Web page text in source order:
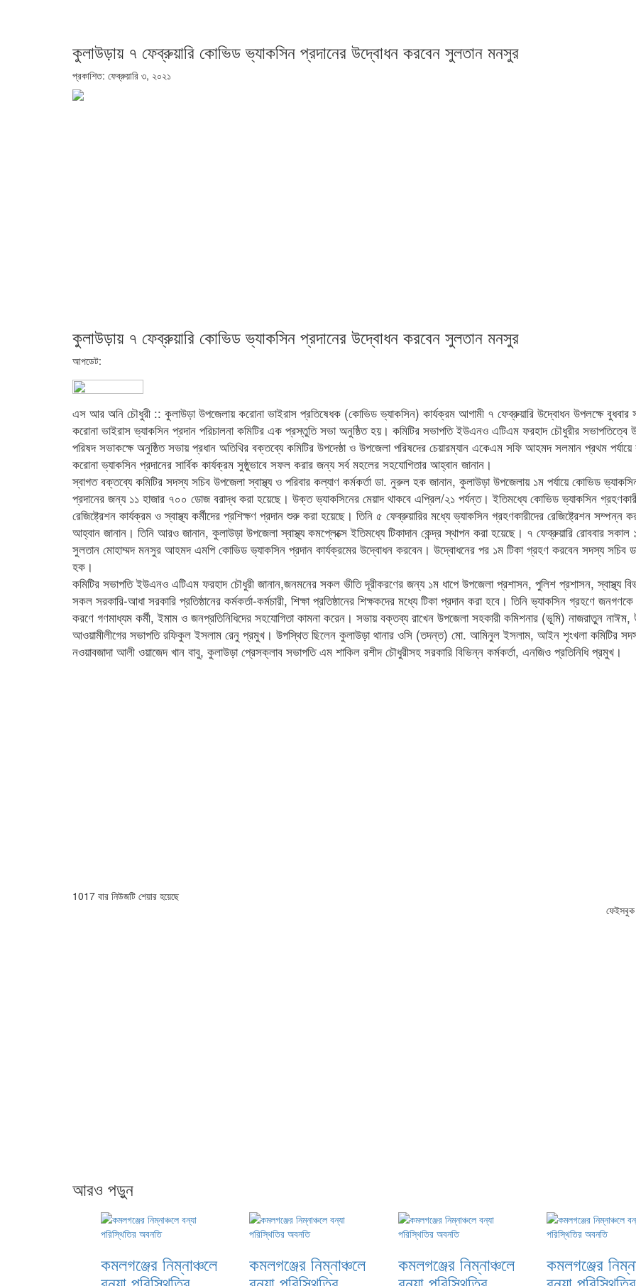
কুলাউড়ায় ৭ ফেব্রুয়ারি কোভিড ভ্যাকসিন প্রদানের উদ্বোধন করবেন সুলতান মনসুর
প্রকাশিত: ফেব্রুয়ারি ৩, ২০২১
কুলাউড়ায় ৭ ফেব্রুয়ারি কোভিড ভ্যাকসিন প্রদানের উদ্বোধন করবেন সুলতান মনসুর
আপডেট:
এস আর অনি চৌধুরী :: কুলাউড়া উপজেলায় করোনা ভাইরাস প্রতিষেধক (কোভিড ভ্যাকসিন) কার্যক্রম আগামী ৭ ফেব্রুয়ারি উদ্বোধন উপলক্ষে বুধবার
করোনা ভাইরাস ভ্যাকসিন প্রদান পরিচালনা কমিটির এক প্রস্তুতি সভা অনুষ্ঠিত হয়। কমিটির সভাপতি ইউএনও এটিএম ফরহাদ চৌধুরীর সভাপতিত্বে
পরিষদ সভাকক্ষে অনুষ্ঠিত সভায় প্রধান অতিথির বক্তব্যে কমিটির উপদেষ্ঠা ও উপজেলা পরিষদের চেয়ারম্যান একেএম সফি আহমদ সলমান প্রথম
করোনা ভ্যাকসিন প্রদানের সার্বিক কার্যক্রম সুষ্ঠুভাবে সফল করার জন্য সর্ব মহলের সহযোগিতার আহ্বান জানান।
স্বাগত বক্তব্যে কমিটির সদস্য সচিব উপজেলা স্বাস্থ্য ও পরিবার কল্যাণ কর্মকর্তা ডা. নুরুল হক জানান, কুলাউড়া উপজেলায় ১ম পর্যায়ে কোভিড
প্রদানের জন্য ১১ হাজার ৭০০ ডোজ বরাদ্ধ করা হয়েছে। উক্ত ভ্যাকসিনের মেয়াদ থাকবে এপ্রিল/২১ পর্যন্ত। ইতিমধ্যে কোভিড ভ্যাকসিন
রেজিষ্ট্রেশন কার্যক্রম ও স্বাস্থ্য কর্মীদের প্রশিক্ষণ প্রদান শুরু করা হয়েছে। তিনি ৫ ফেব্রুয়ারির মধ্যে ভ্যাকসিন গ্রহণকারীদের রেজিষ্ট্রেশন সম্পন্ন
আহ্বান জানান। তিনি আরও জানান, কুলাউড়া উপজেলা স্বাস্থ্য কমপ্লেক্সে ইতিমধ্যে টিকাদান কেন্দ্র স্থাপন করা হয়েছে। ৭ ফেব্রুয়ারি রোববার সকাল
সুলতান মোহাম্মদ মনসুর আহমদ এমপি কোভিড ভ্যাকসিন প্রদান কার্যক্রমের উদ্বোধন করবেন। উদ্বোধনের পর ১ম টিকা গ্রহণ করবেন সদস্য সচিব
হক।
কমিটির সভাপতি ইউএনও এটিএম ফরহাদ চৌধুরী জানান,জনমনের সকল ভীতি দূরীকরণের জন্য ১ম ধাপে উপজেলা প্রশাসন, পুলিশ প্রশাসন, স্বাস্থ্য
সকল সরকারি-আধা সরকারি প্রতিষ্ঠানের কর্মকর্তা-কর্মচারী, শিক্ষা প্রতিষ্ঠানের শিক্ষকদের মধ্যে টিকা প্রদান করা হবে। তিনি ভ্যাকসিন গ্রহণে
করণে গণমাধ্যম কর্মী, ইমাম ও জনপ্রতিনিধিদের সহযোগিতা কামনা করেন। সভায় বক্তব্য রাখেন উপজেলা সহকারী কমিশনার (ভূমি) নাজরাতুন নাঈম,
আওয়ামীলীগের সভাপতি রফিকুল ইসলাম রেনু প্রমুখ। উপস্থিত ছিলেন কুলাউড়া থানার ওসি (তদন্ত) মো. আমিনুল ইসলাম, আইন শৃংখলা কমিটির
নওয়াবজাদা আলী ওয়াজেদ খান বাবু, কুলাউড়া প্রেসক্লাব সভাপতি এম শাকিল রশীদ চৌধুরীসহ সরকারি বিভিন্ন কর্মকর্তা, এনজিও প্রতিনিধি প্রমুখ।
1017 বার নিউজটি শেয়ার হয়েছে
আরও পড়ুন
কমলগঞ্জের নিম্নাঞ্চলে কমলগঞ্জের নিম্নাঞ্চলে কমলগঞ্জের নিম্নাঞ্চলে কমলগঞ্জের